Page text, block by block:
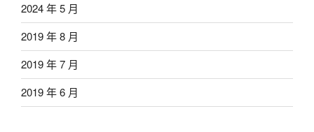
2024 年 5 月
2019 年 8 月
2019 年 7 月
2019 年 6 月